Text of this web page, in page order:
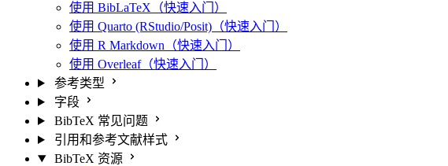
使用 BibLaTeX（快速入门）
使用 Quarto (RStudio/Posit)（快速入门）
使用 R Markdown（快速入门）
使用 Overleaf（快速入门）
参考类型
字段
BibTeX 常见问题
引用和参考文献样式
BibTeX 资源